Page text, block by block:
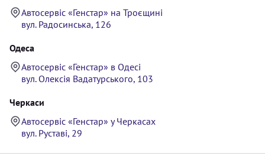
Автосервіс «Генстар» на Троєщині
вул. Радосинська, 126
Одеса
Автосервіс «Генстар» в Одесі
вул. Олексія Вадатурського, 103
Черкаси
Автосервіс «Генстар» у Черкасах
вул. Руставі, 29